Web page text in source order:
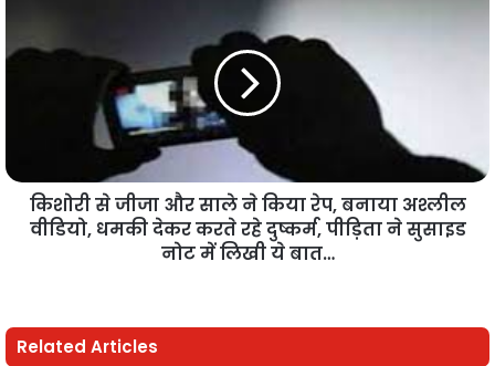
किशोरी से जीजा और साले ने किया रेप, बनाया अश्लील
वीडियो, धमकी देकर करते रहे दुष्कर्म, पीड़िता ने सुसाइड
नोट में लिखी ये बात…
Related Articles